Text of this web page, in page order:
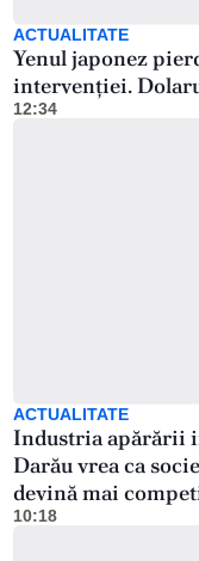
ACTUALITATE
Yenul japonez
intervenției.
12:34
ACTUALITATE
Industria apărării
Darău vrea ca
devină mai
10:18